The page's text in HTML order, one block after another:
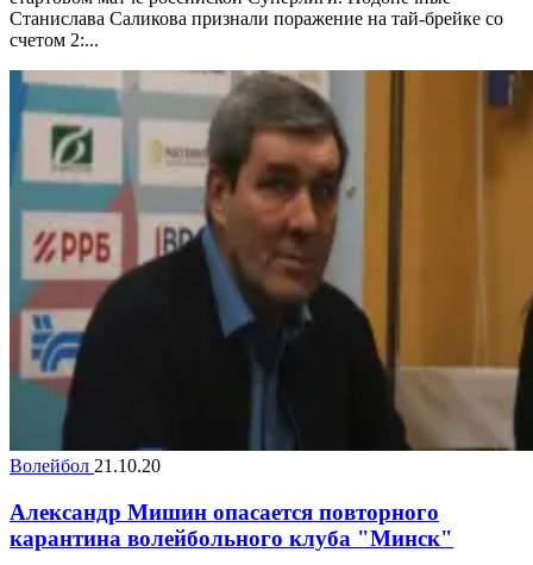
Станислава Саликова признали поражение на тай-брейке со
счетом 2:...
Волейбол 21.10.20
Александр Мишин опасается повторного
карантина волейбольного клуба "Минск"